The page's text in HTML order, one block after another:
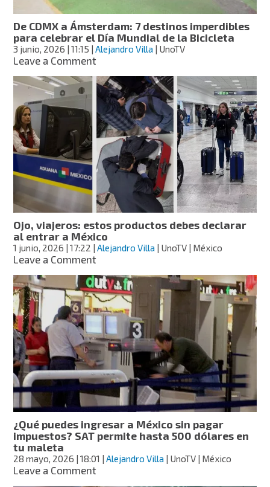
De CDMX a Ámsterdam: 7 destinos imperdibles
para celebrar el Día Mundial de la Bicicleta
3 junio, 2026 | 11:15 |Alejandro Villa | UnoTV
Leave a Commenton
CDMX
a
Ámsterdam:
7
destinos
imperdibles
para
celebrar
Día
Mundial
de
la
Bicicleta
Ojo, viajeros: estos productos debes declarar
al entrar a México
1 junio, 2026 | 17:22 |Alejandro Villa | UnoTV | México
Leave a Commenton
viajeros:
estos
productos
debes
declarar
al
entrar
a
México
¿Qué puedes ingresar a México sin pagar
impuestos? SAT permite hasta 500 dólares en
tu maleta
28 mayo, 2026 | 18:01 |Alejandro Villa | UnoTV | México
Leave a Commenton